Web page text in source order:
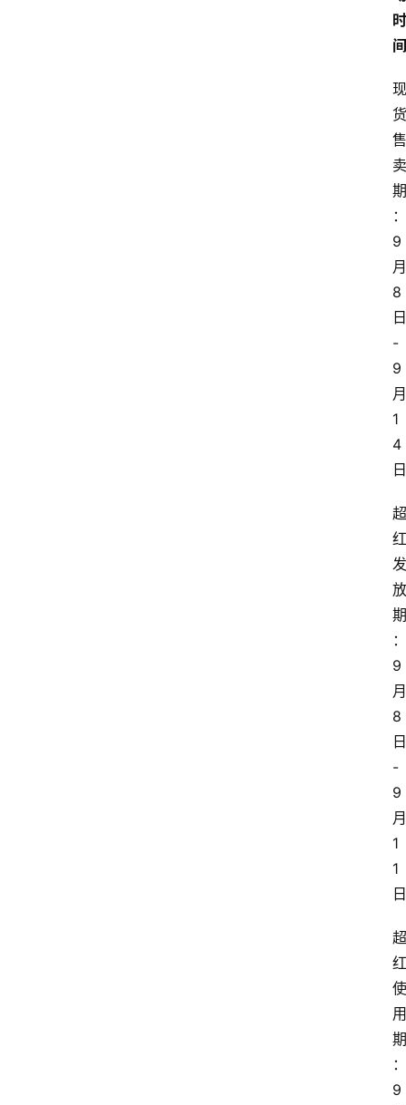
时
间
现
货
售
卖
期
：
9
月
8
日
-
9
月
1
4
日
超
红
发
放
期
：
9
月
8
日
-
9
月
1
1
日
超
红
使
用
期
：
9